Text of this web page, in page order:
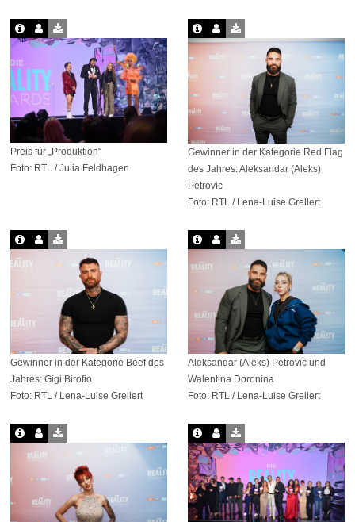
Preis für „Produktion“
Foto: RTL / Julia Feldhagen
Gewinner in der Kategorie Red Flag
des Jahres: Aleksandar (Aleks)
Petrovic
Foto: RTL / Lena-Luise Grellert
Gewinner in der Kategorie Beef des
Jahres: Gigi Birofio
Foto: RTL / Lena-Luise Grellert
Aleksandar (Aleks) Petrovic und
Walentina Doronina
Foto: RTL / Lena-Luise Grellert